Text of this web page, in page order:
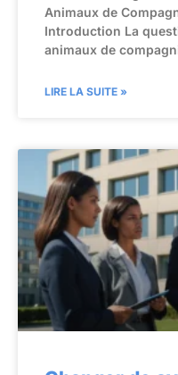
Animaux de
Introduction La
animaux de
LIRE LA SUITE »